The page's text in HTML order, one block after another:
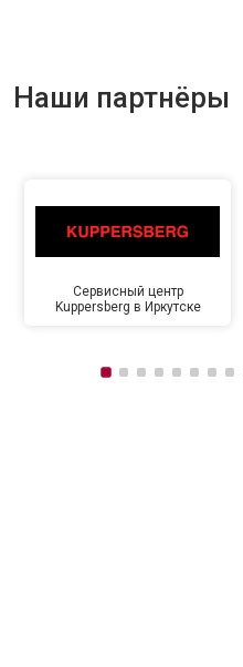
Наши партнёры
Сервисный центр
Kuppersberg в Иркутске